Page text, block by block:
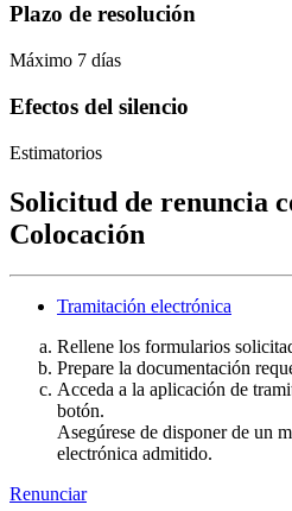
Plazo de resolución
Máximo 7 días
Efectos del silencio
Estimatorios
Solicitud de renuncia
Colocación
Tramitación electrónica
Rellene los formularios
Prepare la documentación
Acceda a la aplicación de
botón.
Asegúrese de disponer de un
electrónica admitido.
Renunciar